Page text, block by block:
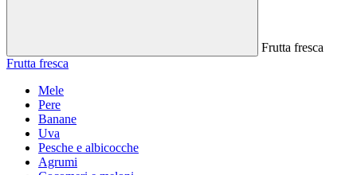
Frutta fresca
Frutta fresca
Mele
Pere
Banane
Uva
Pesche e albicocche
Agrumi